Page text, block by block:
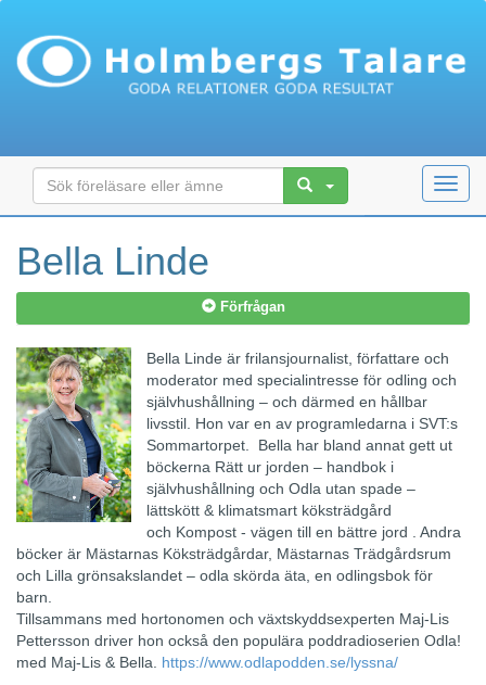
Bella Linde
Förfrågan
Bella Linde är frilansjournalist, författare och
moderator med specialintresse för odling och
självhushållning – och därmed en hållbar
livsstil. Hon var en av programledarna i SVT:s
Sommartorpet. Bella har bland annat gett ut
böckerna Rätt ur jorden – handbok i
självhushållning och Odla utan spade –
lättskött & klimatsmart köksträdgård
och Kompost - vägen till en bättre jord . Andra
böcker är Mästarnas Köksträdgårdar, Mästarnas Trädgårdsrum
och Lilla grönsakslandet – odla skörda äta, en odlingsbok för
barn.
Tillsammans med hortonomen och växtskyddsexperten Maj-Lis
Pettersson driver hon också den populära poddradioserien Odla!
med Maj-Lis & Bella. https://www.odlapodden.se/lyssna/